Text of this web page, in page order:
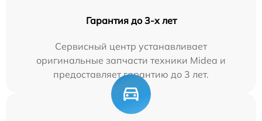
Гарантия до 3-х лет
Сервисный центр устанавливает
оригинальные запчасти техники Midea и
предоставляет гарантию до 3 лет.